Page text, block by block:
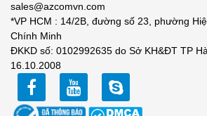
sales@azcomvn.com
*VP HCM : 14/2B, đường số 23, phường
Chính Minh
ĐKKD số: 0102992635 do Sở KH&ĐT TP
16.10.2008
facebookyoutube zalo